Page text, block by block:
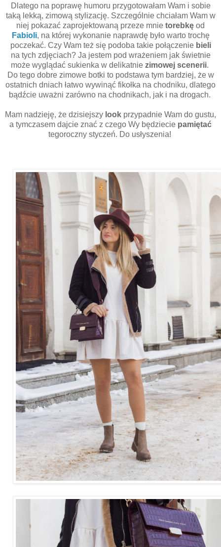
Dlatego na poprawę humoru przygotowałam Wam i sobie
taką lekką, zimową stylizację. Szczególnie chciałam Wam w
niej pokazać zaprojektowaną przeze mnie torebkę od
Fabioli, na której wykonanie naprawdę było warto trochę
poczekać. Czy Wam też się podoba takie połączenie bieli
na tych zdjęciach? Ja jestem pod wrażeniem jak świetnie
może wyglądać sukienka w delikatnie zimowej scenerii.
Do tego dobre zimowe botki to podstawa tym bardziej, że w
ostatnich dniach łatwo wywinąć fikołka na chodniku, dlatego
bądźcie uważni zarówno na chodnikach, jak i na drogach.
Mam nadzieję, że dzisiejszy look przypadnie Wam do gustu,
a tymczasem dajcie znać z czego Wy będziecie pamiętać
tegoroczny styczeń. Do usłyszenia!